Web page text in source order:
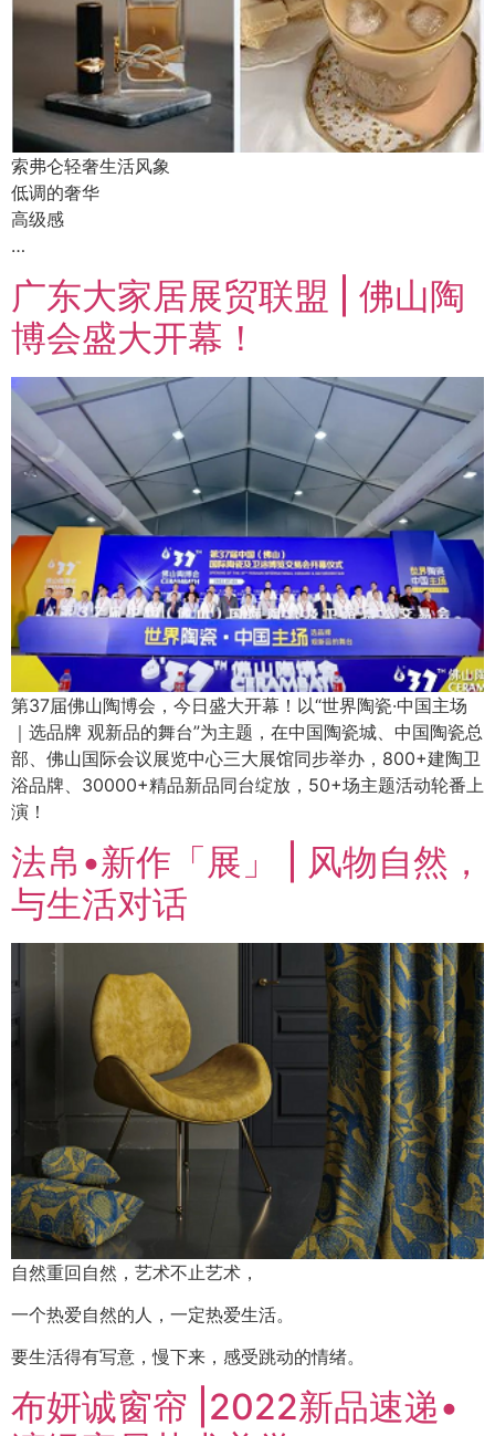
索弗仑轻奢生活风象
低调的奢华
高级感
…
广东大家居展贸联盟 | 佛山陶
博会盛大开幕！
第37届佛山陶博会，今日盛大开幕！以“世界陶瓷·中国主场
｜选品牌 观新品的舞台”为主题，在中国陶瓷城、中国陶瓷总
部、佛山国际会议展览中心三大展馆同步举办，800+建陶卫
浴品牌、30000+精品新品同台绽放，50+场主题活动轮番上
演！
法帛•新作「展」 | 风物自然，
与生活对话
自然重回自然，艺术不止艺术，
一个热爱自然的人，一定热爱生活。
要生活得有写意，慢下来，感受跳动的情绪。
布妍诚窗帘 |2022新品速递•